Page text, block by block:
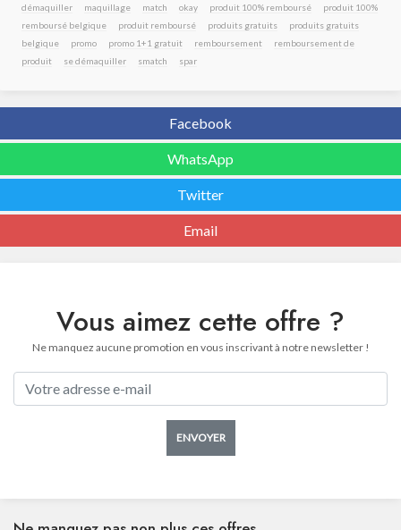
démaquiller
maquillage match okay produit 100% remboursé
produit 100%
remboursé belgique
produit remboursé produits gratuits
produits gratuits
belgique
promo promo 1+1 gratuit remboursement
remboursement de
produit
se démaquiller smatch spar
Facebook
WhatsApp
Twitter
Email
Vous aimez cette offre ?
Ne manquez aucune promotion en vous inscrivant à notre newsletter !
ENVOYER